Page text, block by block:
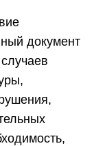
документ